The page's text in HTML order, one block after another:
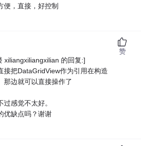
便，直接，好控制
xiliangxiliangxilian 的回复:]
接把DataGridView作为引用在构造
那边就可以直接操作了
感觉不太好。
优缺点吗？谢谢
赞